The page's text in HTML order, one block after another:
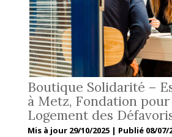
Boutique Solidarité –
à Metz, Fondation
Logement des
Mis à jour 29/10/2025 | Publié 08/07/